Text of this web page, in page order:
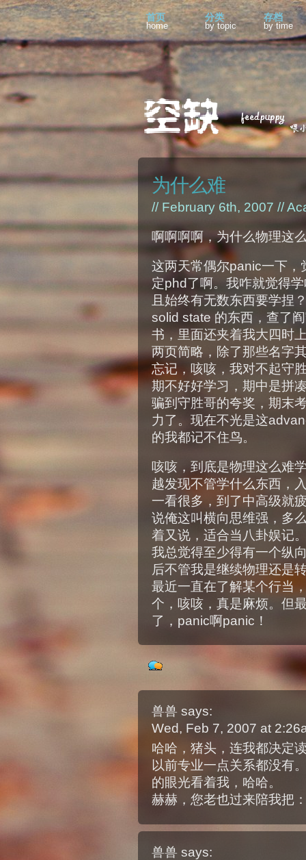
首页
home
分类
by topic
存档
by time
为什么难
// February 6th, 2007 //
啊啊啊啊，为什么物理这
这两天常偶尔panic一下，
定phd了啊。我咋就觉得
且始终有无数东西要学捏
solid state 的东西，查了
书，里面还夹着我大四时
两页简略，除了那些名字
忘记，咳咳，我对不起守
期不好好学习，期中是拼
骗到守胜哥的夸奖，期末
力了。现在不光是这
的我都记不住鸟。
咳咳，到底是物理这么难
越发现不管学什么东西，
一看很多，到了中高级就
说俺这叫横向思维强，多
着又说，适合当八卦娱记
我总觉得至少得有一个纵
后不管我是继续物理还是
最近一直在了解某个行当
个，咳咳，真是麻烦。但
了，panic啊panic！
兽兽 says:
Wed, Feb 7, 2007 at
哈哈，猪头，连我都决定
以前专业一点关系都没有
的眼光看着我，哈哈。
赫赫，您老也过来陪我把
兽兽 says: